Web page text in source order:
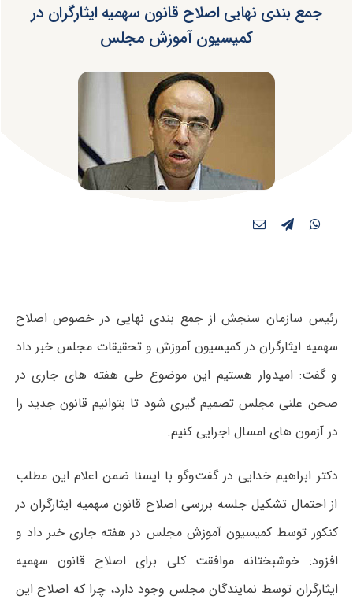
جمع بندی نهایی اصلاح قانون سهمیه ایثارگران در
کمیسیون آموزش مجلس
رئیس سازمان سنجش از جمع بندی نهایی در خصوص اصلاح
سهمیه ایثارگران در کمیسیون آموزش و تحقیقات مجلس خبر داد
و گفت: امیدوار هستیم این موضوع طی هفته های جاری در
صحن علنی مجلس تصمیم گیری شود تا بتوانیم قانون جدید را
در آزمون های امسال اجرایی کنیم.
دکتر ابراهیم خدایی در گفت‌وگو با ایسنا ضمن اعلام این مطلب
از احتمال تشکیل جلسه بررسی اصلاح قانون سهمیه ایثارگران در
کنکور توسط کمیسیون آموزش مجلس در هفته جاری خبر داد و
افزود: خوشبختانه موافقت کلی برای اصلاح قانون سهمیه
ایثارگران توسط نمایندگان مجلس وجود دارد، چرا که اصلاح این